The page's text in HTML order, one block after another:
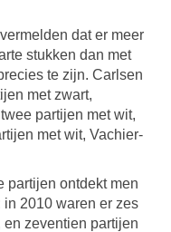
dat er meer
stukken dan met
te zijn. Carlsen
met zwart,
partijen met wit,
met wit, Vachier-
partijen ontdekt men
2010 waren er zes
en zeventien partijen